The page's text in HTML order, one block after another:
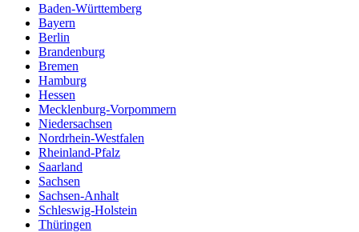
Baden-Württemberg
Bayern
Berlin
Brandenburg
Bremen
Hamburg
Hessen
Mecklenburg-Vorpommern
Niedersachsen
Nordrhein-Westfalen
Rheinland-Pfalz
Saarland
Sachsen
Sachsen-Anhalt
Schleswig-Holstein
Thüringen